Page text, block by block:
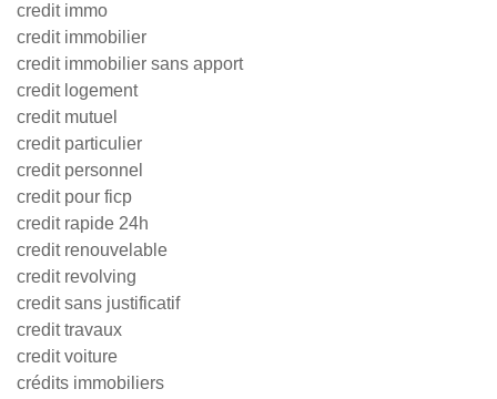
credit immo
credit immobilier
credit immobilier sans apport
credit logement
credit mutuel
credit particulier
credit personnel
credit pour ficp
credit rapide 24h
credit renouvelable
credit revolving
credit sans justificatif
credit travaux
credit voiture
crédits immobiliers